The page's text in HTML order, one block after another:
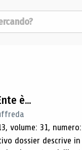
è...
volume: 31,
dossier descrive